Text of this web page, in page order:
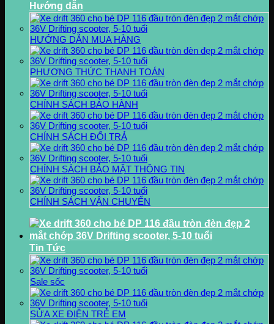
Hướng dẫn
HƯỚNG DẪN MUA HÀNG
PHƯƠNG THỨC THANH TOÁN
CHÍNH SÁCH BẢO HÀNH
CHÍNH SÁCH ĐỔI TRẢ
CHÍNH SÁCH BẢO MẬT THÔNG TIN
CHÍNH SÁCH VẬN CHUYỂN
Tin Tức
Sale sốc
SỬA XE ĐIỆN TRẺ EM